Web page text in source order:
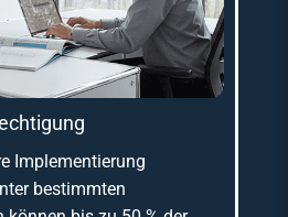
Implementierung
bestimmten